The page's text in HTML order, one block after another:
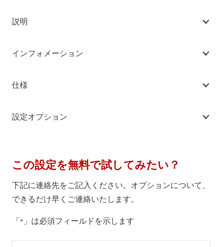
説明
インフォメーション
仕様
設定オプション
この設定を無料で試してみたい？
下記に連絡先をご記入ください。オプションについて、
できるだけ早くご連絡いたします。
「* 」は必須フィールドを示します